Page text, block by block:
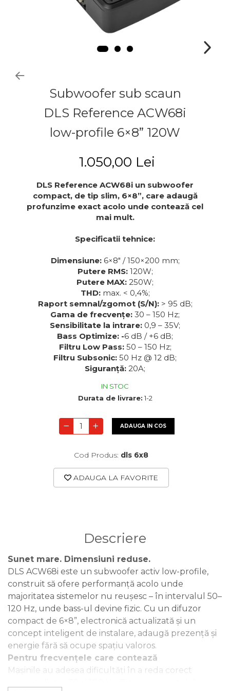
Subwoofer sub scaun
DLS Reference ACW68i
low-profile 6×8” 120W
1.050,00 Lei
DLS Reference ACW68i un subwoofer
compact, de tip slim, 6×8”, care adaugă
profunzime exact acolo unde contează cel
mai mult.
Specificatii tehnice:
Dimensiune:6×8" / 150×200 mm;
Putere RMS: 120W;
Putere MAX: 250W;
THD: max. < 0,4%;
Raport semnal/zgomot (S/N): > 95 dB;
Gama de frecvențe: 30 – 150 Hz;
Sensibilitate la intrare: 0,9 – 35V;
Bass Optimize: -6 dB / +6 dB;
Filtru Low Pass: 50 – 150 Hz;
Filtru Subsonic: 50 Hz @ 12 dB;
Siguranță: 20A;
IN STOC
Durata de livrare: 1-2
ADAUGA IN COS
Cod Produs: dls 6x8
ADAUGA LA FAVORITE
Descriere
Sunet mare. Dimensiuni reduse.
DLS ACW68i este un subwoofer activ low-profile,
construit să ofere performanță acolo unde
majoritatea sistemelor nu reușesc – în intervalul 50–
120 Hz, unde bass-ul devine fizic. Cu un difuzor
compact de 6×8”, electronică actualizată și un
concept inteligent de instalare, adaugă prezență și
energie fără să ocupe spațiu valoros.
Pentru frecvențele care contează
Mașinile au adesea dificultăți în a reda corect